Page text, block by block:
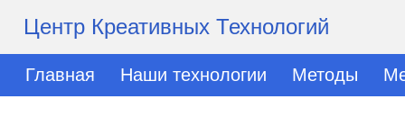
Центр Креативных Технологий
Главная Наши технологии Методы